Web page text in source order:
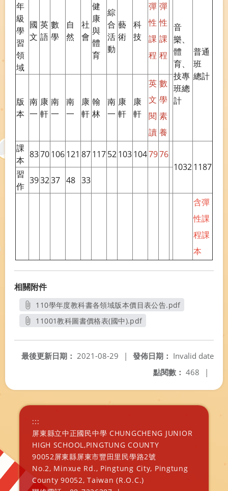
年
級
學
習
領
域
國
文
英
語
數
學
自
然
社
會
健
康
與
體
育
綜
合
活
動
藝
術
科
技
彈
性
課
程
彈
性
課
程
音
樂、
體
育、
技專
班總
計
普通
班
總計
版
本
南
一
康
軒
南
一
南
一
康
軒
翰
林
南
一
康
軒
康
軒
英
文
閱
讀
數
學
素
養
課
本
8370106121 87117521031047976
10321187
習
作
393237 48 33
含彈
性課
程課
本
相關附件
110學年度教科書各領域版本價目表公告.pdf
另開新視窗
11001教科圖書價格表(國中).pdf
發佈日期： Invalid date
最後更新日期： 2021-08-29
|
點閱數： 468 |
:::
屏東縣立中正國民中學 CHUNGCHENG JUNIOR
HIGH SCHOOL,PINGTUNG COUNTY
90052屏東縣屏東市豐田里民學路2號
No.2, Minxue Rd., Pingtung City, Pingtung
County 90052, Taiwan (R.O.C.)